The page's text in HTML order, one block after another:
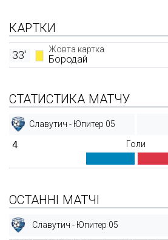
КАРТКИ
Жовта картка
Бородай
33'
СТАТИСТИКА МАТЧУ
Славутич - Юпитер 05
4 Голи
ОСТАННІ МАТЧІ
Славутич - Юпитер 05